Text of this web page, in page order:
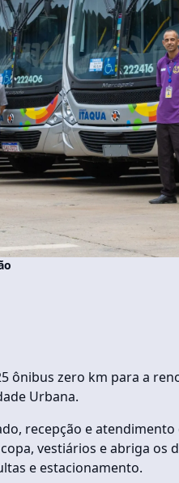
ônibus zero km para a
Urbana.
recepção e
vestiários e abriga
e estacionamento.